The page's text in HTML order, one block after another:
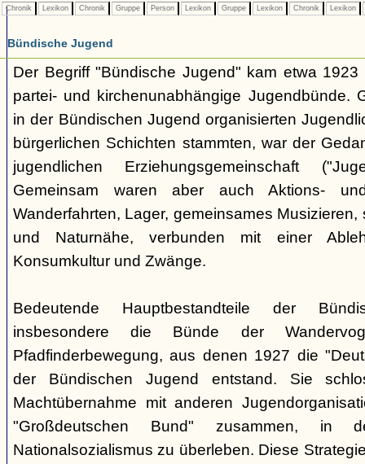
Chronik Lexikon Chronik Gruppe Person Lexikon Gruppe Lexikon Chronik Lexikon
Bündische Jugend
Der Begriff "Bündische Jugend" kam etwa
partei- und kirchenunabhängige Jugendbünde.
in der Bündischen Jugend organisierten
bürgerlichen Schichten stammten, war der
jugendlichen Erziehungsgemeinschaft
Gemeinsam waren aber auch Aktions-
Wanderfahrten, Lager, gemeinsames
und Naturnähe, verbunden mit einer
Konsumkultur und Zwänge.
Bedeutende Hauptbestandteile der
insbesondere die Bünde der
Pfadfinderbewegung, aus denen 1927 die
der Bündischen Jugend entstand. Sie
Machtübernahme mit anderen
"Großdeutschen Bund" zusammen,
Nationalsozialismus zu überleben. Diese